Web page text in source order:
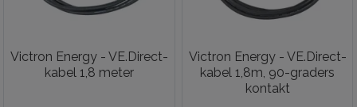
Victron Energy - VE.Direct-
kabel 1,8 meter
Victron Energy - VE.Direct-
kabel 1,8m, 90-graders
kontakt